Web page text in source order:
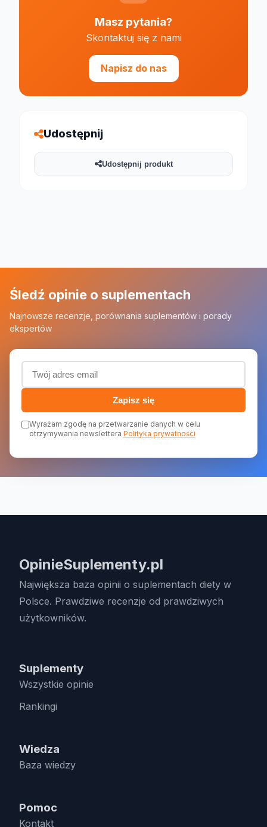
Masz pytania?
Skontaktuj się z nami
Napisz do nas
Udostępnij
Udostępnij produkt
Śledź opinie o suplementach
Najnowsze recenzje, porównania suplementów i porady
ekspertów
Adres email (wymagany)
Zapisz się
Wyrażam zgodę na przetwarzanie danych w celu
otrzymywania newslettera Polityka prywatności
OpinieSuplementy.pl
Największa baza opinii o suplementach diety w
Polsce. Prawdziwe recenzje od prawdziwych
użytkowników.
Suplementy
Wszystkie opinie
Rankingi
Wiedza
Baza wiedzy
Pomoc
Kontakt